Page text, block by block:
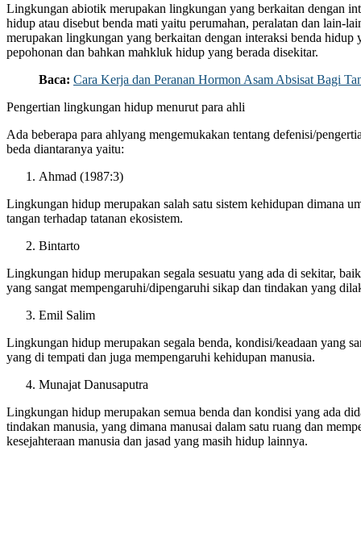
Lingkungan abiotik merupakan lingkungan yang berkaitan dengan
hidup atau disebut benda mati yaitu perumahan, peralatan dan lain-
merupakan lingkungan yang berkaitan dengan interaksi benda hidup
pepohonan dan bahkan mahkluk hidup yang berada disekitar.
Baca: Cara Kerja dan Peranan Hormon Asam Absisat Bagi
Pengertian lingkungan hidup menurut para ahli
Ada beberapa para ahlyang mengemukakan tentang defenisi/
beda diantaranya yaitu:
Ahmad (1987:3)
Lingkungan hidup merupakan salah satu sistem kehidupan dimana
tangan terhadap tatanan ekosistem.
Bintarto
Lingkungan hidup merupakan segala sesuatu yang ada di sekitar,
yang sangat mempengaruhi/dipengaruhi sikap dan tindakan yang
Emil Salim
Lingkungan hidup merupakan segala benda, kondisi/keadaan yang
yang di tempati dan juga mempengaruhi kehidupan manusia.
Munajat Danusaputra
Lingkungan hidup merupakan semua benda dan kondisi yang ada
tindakan manusia, yang dimana manusai dalam satu ruang dan
kesejahteraan manusia dan jasad yang masih hidup lainnya.